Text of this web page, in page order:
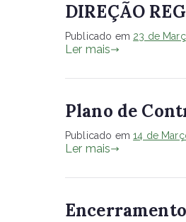
DIREÇÃO
Publicado em 23 de
Ler mais
Plano de
Publicado em14 de
Ler mais